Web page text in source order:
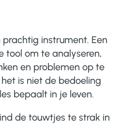
prachtig instrument. Een
tool om te analyseren,
en problemen op te
is niet de bedoeling
bepaalt in je leven.
de touwtjes te strak in